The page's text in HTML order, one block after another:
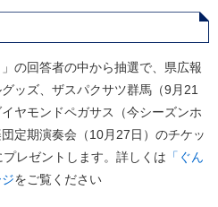
の回答者の中から抽選で、県広報
ッズ、ザスパクサツ群馬（9月21
ヤモンドペガサス（今シーズンホ
定期演奏会（10月27日）のチケッ
レゼントします。詳しくは 「ぐん
をご覧ください